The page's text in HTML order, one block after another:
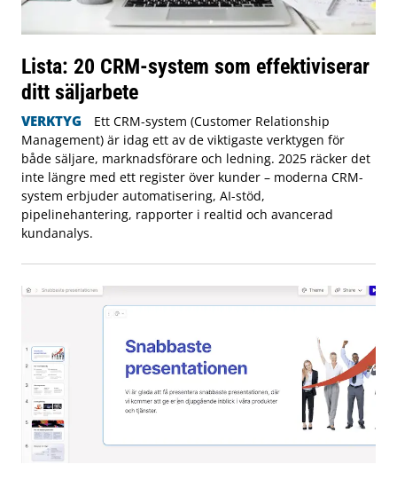
Lista: 20 CRM-system som effektiviserar
ditt säljarbete
VERKTYG
Ett CRM-system (Customer Relationship
Management) är idag ett av de viktigaste verktygen för
både säljare, marknadsförare och ledning. 2025 räcker det
inte längre med ett register över kunder – moderna CRM-
system erbjuder automatisering, AI-stöd,
pipelinehantering, rapporter i realtid och avancerad
kundanalys.